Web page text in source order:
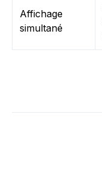
Affichage
simultané